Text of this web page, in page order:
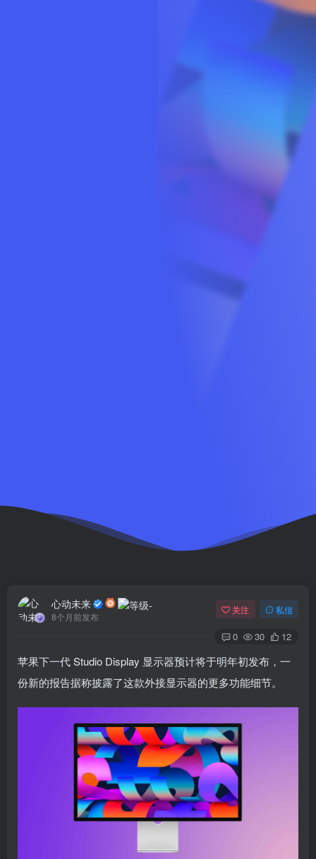
心动未来
8个月前发布
关注 私信
0 30 12
苹果下一代 Studio Display 显示器预计将于明年初发布，一
份新的报告据称披露了这款外接显示器的更多功能细节。